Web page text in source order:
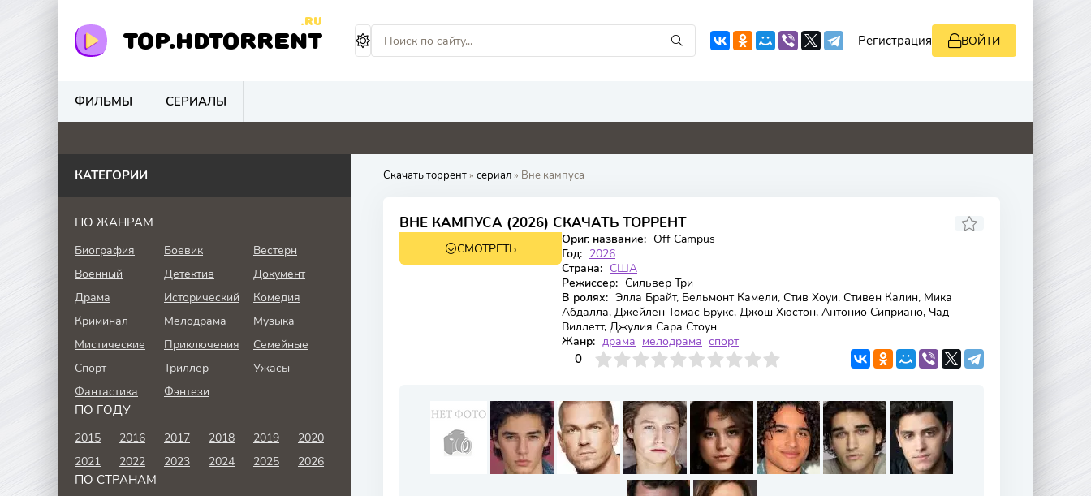
TOP.HDTORRENT
.RU
Регистрация ВОЙТИ
ФИЛЬМЫ СЕРИАЛЫ
0 0 4.1 0 4.8 0 0 0 0 4.8 8.8
Скачать торрент» сериал» Вне кампуса
ВНЕ КАМПУСА (2026) СКАЧАТЬ ТОРРЕНТ
1 сезон 8 серия
8.237
СМОТРЕТЬ
Ориг. название: Off Campus
Год: 2026
Страна: США
Режиссер: Сильвер Три
В ролях: Элла Брайт, Бельмонт Камели, Стив Хоуи, Стивен Калин, Мика
Абдалла, Джейлен Томас Брукс, Джош Хюстон, Антонио Сиприано, Чад
Виллетт, Джулия Сара Стоун
Жанр: драма мелодрама спорт
0
4 6 7 8 9 10
КАТЕГОРИИ
ПО ЖАНРАМ
Биография Боевик
Вестерн
Военный
Детектив
Документ
Драма
Исторический
Комедия
Криминал
Мелодрама
Музыка
Мистические
Приключения
Семейные
Спорт
Триллер
Ужасы
Фантастика
Фэнтези
ПО ГОДУ
2015 2016 2017 2018 2019
2020
2021
2022 2023 2024 2025 2026
ПО СТРАНАМ